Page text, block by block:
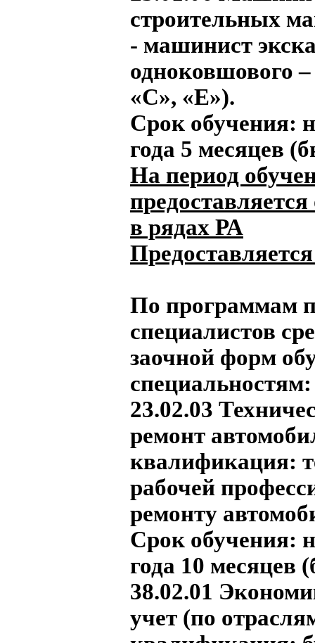
строительных
- машинист
одноковшового
«С», «Е»).
Срок обучения:
года 5 месяцев
На период
в рядах РА
По программам
специалистов
заочной форм
специальностям:
23.02.03
ремонт
квалификация:
рабочей
ремонту
Срок обучения:
года 10 месяцев
38.02.01
учет (по